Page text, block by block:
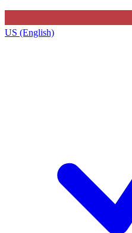
US (English)